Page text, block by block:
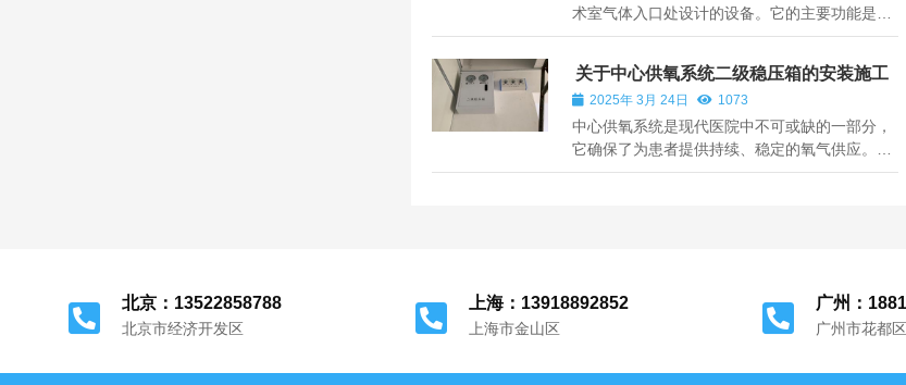
术室气体入口处设计的设备。它的主要功能是对
管路压力进行调整，使其稳定在一定的范围内。
方便对管道和设备进行维护和保养。 这款气体二
级减压箱集成了管路减压和截止功能，其...
关于中心供氧系统二级稳压箱的安装施工
2025年 3月 24日 1073
中心供氧系统是现代医院中不可或缺的一部分，
它确保了为患者提供持续、稳定的氧气供应。二
级稳压箱作为该系统中的关键组件之一，其主要
北京：13522858788
北京市经济开发区
上海：13918892852
上海市金山区
广州：
广州市花都区